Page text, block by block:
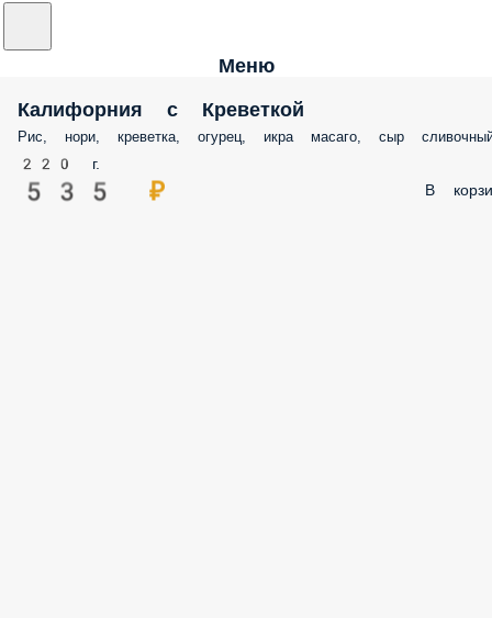
Меню
Калифорния с Креветкой
Рис, нори, креветка, огурец, икра масаго, сыр
220 г.
535 ₽ В